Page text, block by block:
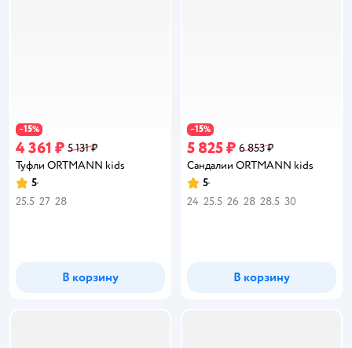
−15%
4 361 ₽ 5 131 ₽
Туфли ORTMANN kids
Рейтинг:
5
25.5 27 28
В корзину
−15%
5 825 ₽ 6 853 ₽
Сандалии ORTMANN kids
Рейтинг:
5
24 25.5 26 28 28.5 30
В корзину